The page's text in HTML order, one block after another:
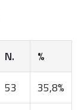
N.
%
53
35,8%